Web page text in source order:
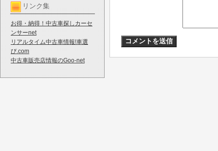
リンク集
お得・納得！中古車探しカーセ
ンサーnet
リアルタイム中古車情報!車選
び.com
中古車販売店情報のGoo-net